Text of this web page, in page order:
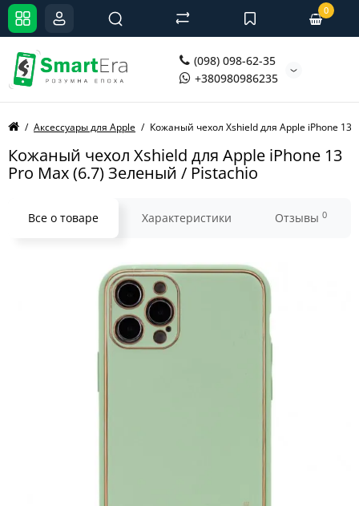
(098) 098-62-35
+380980986235
0
Аксессуары для Apple Кожаный чехол Xshield для Apple iPhone
Кожаный чехол Xshield для Apple iPhone 13
Pro Max (6.7) Зеленый / Pistachio
Все о товаре Характеристики Отзывы 0